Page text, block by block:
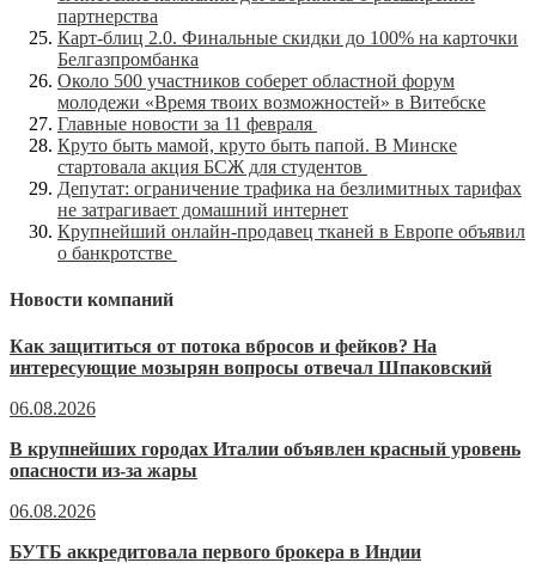
партнерства
Карт-блиц 2.0. Финальные скидки до 100% на карточки
Белгазпромбанка
Около 500 участников соберет областной форум
молодежи «Время твоих возможностей» в Витебске
Главные новости за 11 февраля
Круто быть мамой, круто быть папой. В Минске
стартовала акция БСЖ для студентов
Депутат: ограничение трафика на безлимитных тарифах
не затрагивает домашний интернет
Крупнейший онлайн-продавец тканей в Европе объявил
о банкротстве
Новости компаний
Как защититься от потока вбросов и фейков? На
интересующие мозырян вопросы отвечал Шпаковский
06.08.2026
В крупнейших городах Италии объявлен красный уровень
опасности из-за жары
06.08.2026
БУТБ аккредитовала первого брокера в Индии